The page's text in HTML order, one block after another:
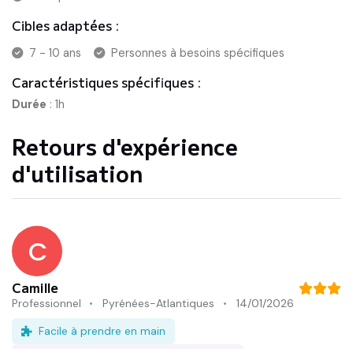
Cibles adaptées :
7 - 10 ans Personnes à besoins spécifiques
Caractéristiques spécifiques :
Durée : 1h
Retours d'expérience
d'utilisation
C
Camille
Professionnel Pyrénées-Atlantiques 14/01/2026
Facile à prendre en main